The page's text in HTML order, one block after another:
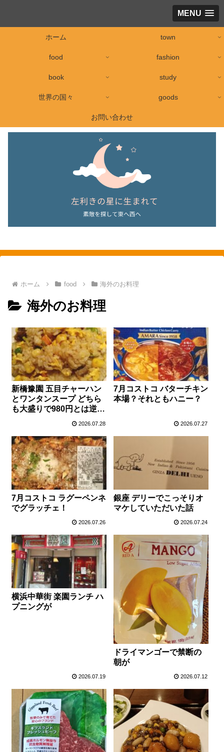
MENU
ホーム town
food fashion
book study
世界の国々 goods
お問い合わせ
ホーム food 海外のお料理
海外のお料理
新橋豫園 五目チャーハン
とワンタンスープ どちら
も大盛りで980円とは逆詐
2026.07.28
7月コストコ バターチキン
本場？それともハニー？
2026.07.27
7月コストコ ラグーペンネ
でグラッチェ！
2026.07.26
銀座 デリーでこっそりオ
マケしていただいた話
2026.07.24
横浜中華街 楽園ランチ ハ
プニングが
2026.07.19
ドライマンゴーで禁断の
朝が
2026.07.12